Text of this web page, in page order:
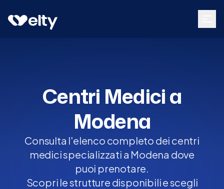
Centri medici
Centri Medici a
Modena
Consulta l'elenco completo dei centri
medici specializzati a Modena dove
puoi prenotare.
Scopri le strutture disponibili e scegli